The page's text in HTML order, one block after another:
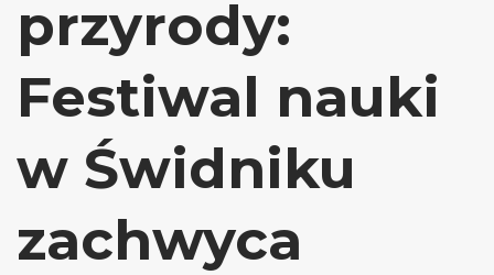
przyrody:
Festiwal nauki
w Świdniku
zachwyca